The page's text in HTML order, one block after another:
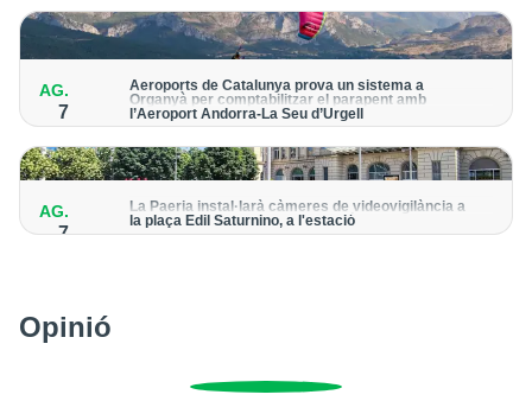
AG.
7
Aeroports de Catalunya prova un sistema a
Organyà per comptabilitzar el parapent amb
l’Aeroport Andorra-La Seu d’Urgell
mòbil per donar pas als avions amb vols instrumentals
AG.
7
La Paeria instal·larà càmeres de videovigilància a
la plaça Edil Saturnino, a l'estació
Opinió